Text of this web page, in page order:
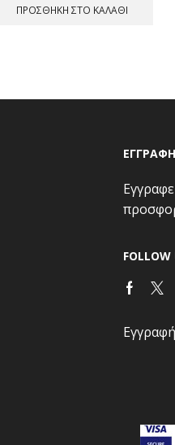
ΠΡΟΣΘΉΚΗ ΣΤΟ ΚΑΛΆΘΙ
FOLLOW